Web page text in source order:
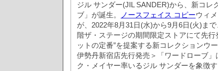
ジル サンダー(JIL SANDER)から、新コレ
ブ」が誕生。
ノースフェイス コピーウィ
が、2022年8月31日(水)から9月6日(火)ま
階ザ・ステージの期間限定ストアにて先行
ットの定番”を提案する新コレクションウ
伊勢丹新宿店先行発売＞「ワードローブ
ク・メイヤー率いるジル サンダーを象徴